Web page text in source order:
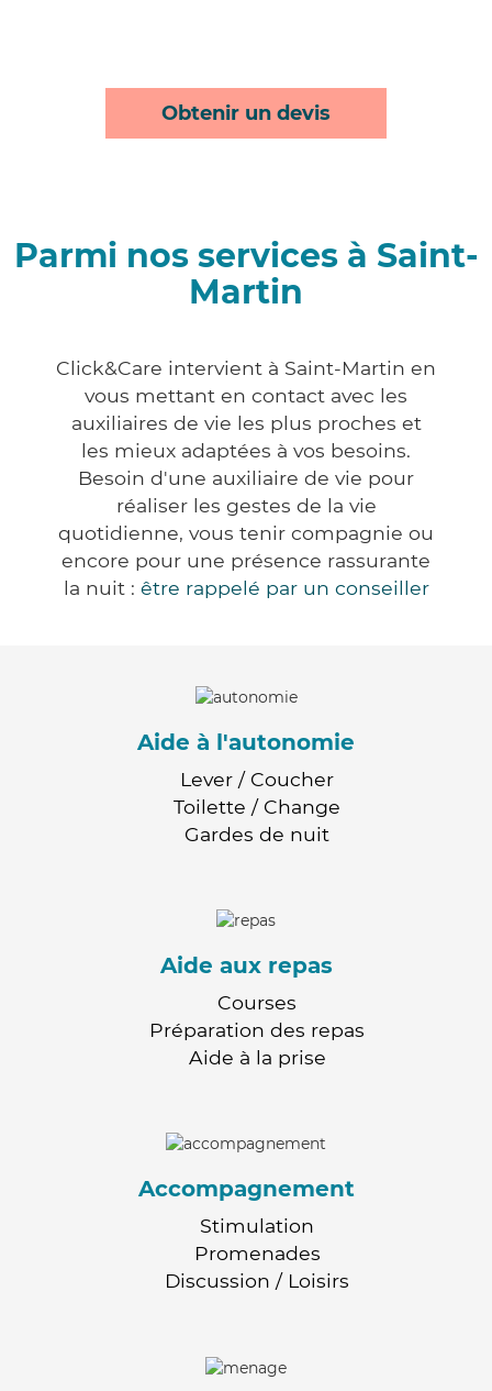
Obtenir un devis
Parmi nos services à Saint-
Martin
Click&Care intervient à Saint-Martin en
vous mettant en contact avec les
auxiliaires de vie les plus proches et
les mieux adaptées à vos besoins.
Besoin d'une auxiliaire de vie pour
réaliser les gestes de la vie
quotidienne, vous tenir compagnie ou
encore pour une présence rassurante
la nuit : être rappelé par un conseiller
Aide à l'autonomie
Lever / Coucher
Toilette / Change
Gardes de nuit
Aide aux repas
Courses
Préparation des repas
Aide à la prise
Accompagnement
Stimulation
Promenades
Discussion / Loisirs